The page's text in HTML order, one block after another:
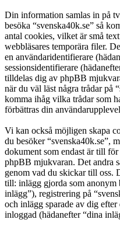
Din information samlas in på
besöka “svenska40k.se” så
antal cookies, vilket är små
webbläsares temporära filer.
en användaridentifierare
sessionsidentifierare
tilldelas dig av phpBB
när du väl läst några trådar på
komma ihåg vilka trådar som
förbättras din
Vi kan också möjligen skapa
du besöker “svenska40k.se”,
dokument som endast är till
phpBB mjukvaran. Det andra
genom vad du skickar till oss.
till: inlägg gjorda som anonym
inlägg”), registrering på
och inlägg sparade av dig
inloggad (hädanefter “dina